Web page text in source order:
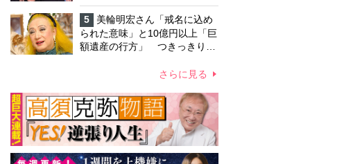
たファンが、夢と希望を与える
心遣いに「うれしくて号泣しま
した」
5
美輪明宏さん「戒名に込め
られた意味」と10億円以上「巨
額遺産の行方」 つきっきりで
さらに見る